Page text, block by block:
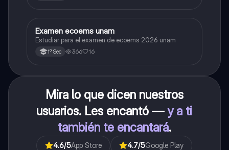
Español
Examen ecoems unam
Estudiar para el examen de ecoems 2026 unam
1º Sec 366 16
Mira lo que dicen nuestros
usuarios. Les encantó —y a ti
también te encantará.
4.6/5App Store 4.7/5Google Play